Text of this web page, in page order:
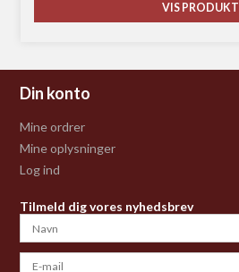
VIS PRODUKT
Din konto
Mine ordrer
Mine oplysninger
Log ind
Tilmeld dig vores nyhedsbrev